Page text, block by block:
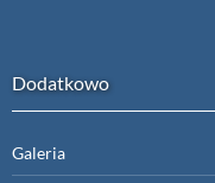
Dodatkowo
Galeria